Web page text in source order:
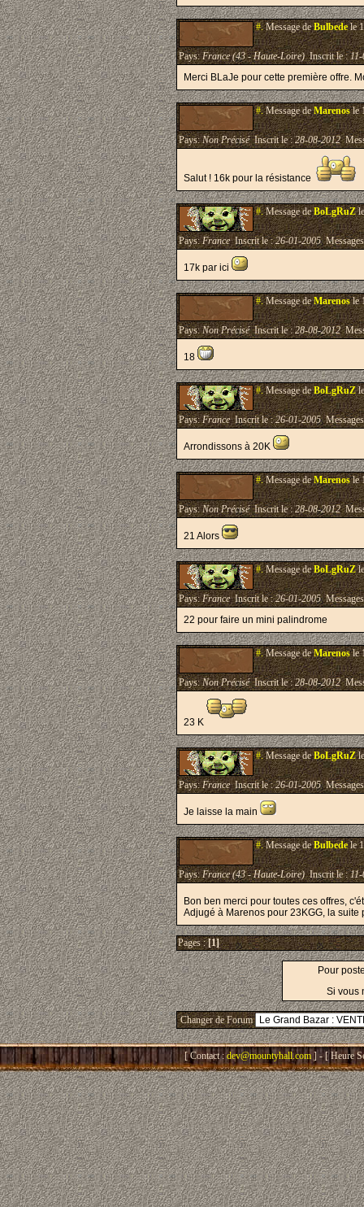
#.Message deBulbedele
Pays:France (43 - Haute-Loire)Inscrit le :
Merci BLaJe pour cette première offre.
#.Message deMarenosle
Pays:Non PréciséInscrit le :28-08-2012
Salut ! 16k pour la résistance
#.Message deBoLgRuZ
Pays:FranceInscrit le :26-01-2005
17k par ici
#.Message deMarenosle
Pays:Non PréciséInscrit le :28-08-2012
18
#.Message deBoLgRuZ
Pays:FranceInscrit le :26-01-2005
Arrondissons à 20K
#.Message deMarenosle
Pays:Non PréciséInscrit le :28-08-2012
21 Alors
#.Message deBoLgRuZ
Pays:FranceInscrit le :26-01-2005
22 pour faire un mini palindrome
#.Message deMarenosle
Pays:Non PréciséInscrit le :28-08-2012
23 K
#.Message deBoLgRuZ
Pays:FranceInscrit le :26-01-2005
Je laisse la main
#.Message deBulbedele
Pays:France (43 - Haute-Loire)Inscrit le :
Bon ben merci pour toutes ces offres,
Adjugé à Marenos pour 23KGG, la suite
Pages :[1]
Pour
Si vous
Changer de Forum
[ Contact : dev@mountyhall.com ] - [ Heure